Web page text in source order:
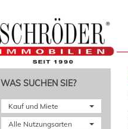
WAS SUCHEN SIE?
Kauf und Miete
Alle Nutzungsarten